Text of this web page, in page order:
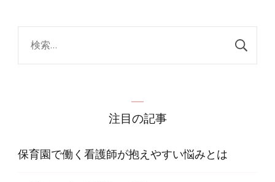
注目の記事
保育園で働く看護師が抱えやすい悩みとは